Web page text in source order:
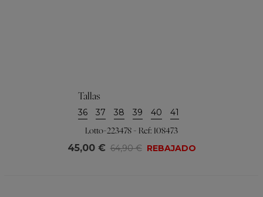
Tallas
36 37 38 39 40 41
Lotto-223478 - Ref: 108473
45,00 € 64,90 € REBAJADO